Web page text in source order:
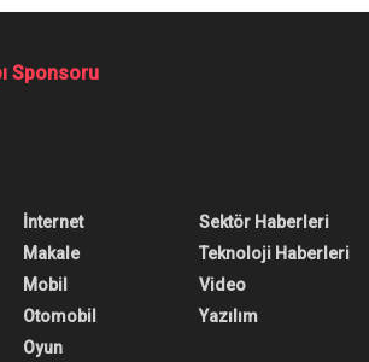
Nasıl Yapılır?
yöntemine ihtiyacı olanlar, sizin
bu rehberdeki yöntemlerle